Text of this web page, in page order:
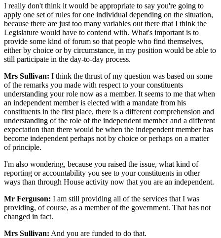
I really don't think it would be appropriate to say you're going to
apply one set of rules for one individual depending on the situation,
because there are just too many variables out there that I think the
Legislature would have to contend with. What's important is to
provide some kind of forum so that people who find themselves,
either by choice or by circumstance, in my position would be able to
still participate in the day-to-day process.
Mrs Sullivan: I think the thrust of my question was based on some
of the remarks you made with respect to your constituents
understanding your role now as a member. It seems to me that when
an independent member is elected with a mandate from his
constituents in the first place, there is a different comprehension and
understanding of the role of the independent member and a different
expectation than there would be when the independent member has
become independent perhaps not by choice or perhaps on a matter
of principle.
I'm also wondering, because you raised the issue, what kind of
reporting or accountability you see to your constituents in other
ways than through House activity now that you are an independent.
Mr Ferguson: I am still providing all of the services that I was
providing, of course, as a member of the government. That has not
changed in fact.
Mrs Sullivan: And you are funded to do that.